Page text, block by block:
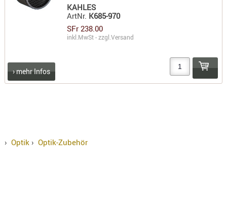
KAHLES
ArtNr. K685-970
SFr 238.00
inkl.MwSt - zzgl.Versand
› mehr Infos
› Optik › Optik-Zubehör